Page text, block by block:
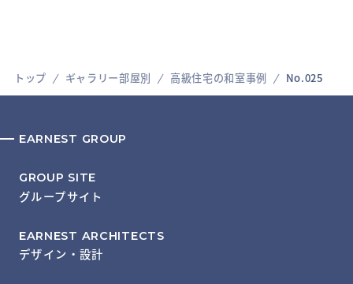
トップ ギャラリー部屋別 高級住宅の和室事例 No.025
EARNEST GROUP
GROUP SITE
グループサイト
EARNEST ARCHITECTS
デザイン・設計